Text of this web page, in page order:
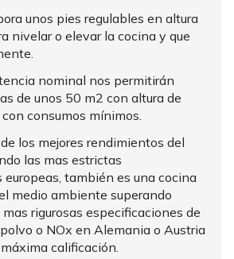
unos pies regulables en altura
nivelar o elevar la cocina y que
nominal nos permitirán
de unos 50 m2 con altura de
consumos mínimos.
los mejores rendimientos del
las mas estrictas
europeas, también es una cocina
medio ambiente superando
rigurosas especificaciones de
o NOx en Alemania o Austria
calificación.